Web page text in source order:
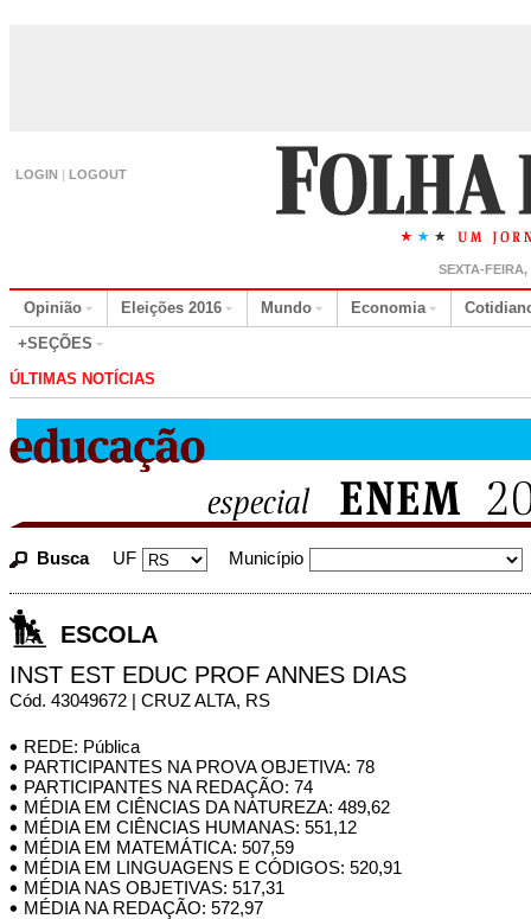
LOGIN | LOGOUT
SEXTA-
Opinião Eleições 2016 Mundo Economia
+SEÇÕES
ÚLTIMAS NOTÍCIAS
Busca UF Município
ESCOLA
INST EST EDUC PROF ANNES DIAS
Cód. 43049672 | CRUZ ALTA, RS
REDE: Pública
PARTICIPANTES NA PROVA OBJETIVA: 78
PARTICIPANTES NA REDAÇÃO: 74
MÉDIA EM CIÊNCIAS DA NATUREZA: 489,62
MÉDIA EM CIÊNCIAS HUMANAS: 551,12
MÉDIA EM MATEMÁTICA: 507,59
MÉDIA EM LINGUAGENS E CÓDIGOS: 520,91
MÉDIA NAS OBJETIVAS: 517,31
MÉDIA NA REDAÇÃO: 572,97